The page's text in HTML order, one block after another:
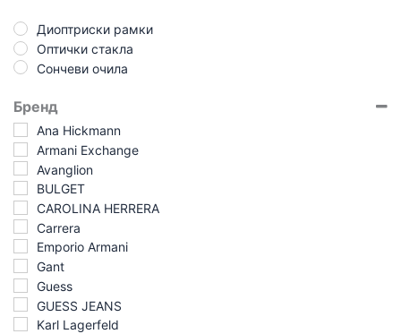
Диоптриски рамки
Оптички стакла
Сончеви очила
Бренд
Ana Hickmann
Armani Exchange
Avanglion
BULGET
CAROLINA HERRERA
Carrera
Emporio Armani
Gant
Guess
GUESS JEANS
Karl Lagerfeld